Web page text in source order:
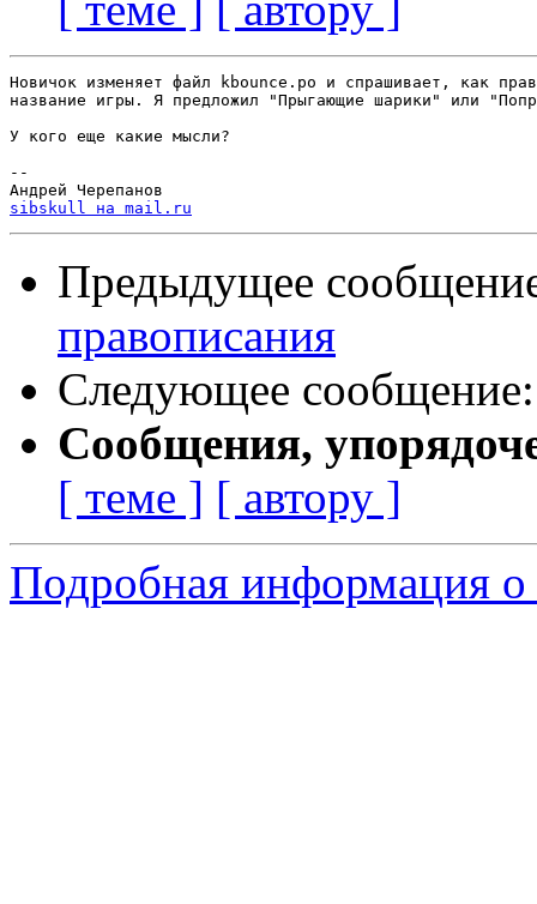
Новичок изменяет файл kbounce.po и спрашивает, как
название игры. Я предложил "Прыгающие шарики" или
У кого еще какие мысли?
--
sibskull на mail.ru
Предыдущее
правописания
Следующее
Сообщения,
[ теме ] [ автору ]
Подробная информация о